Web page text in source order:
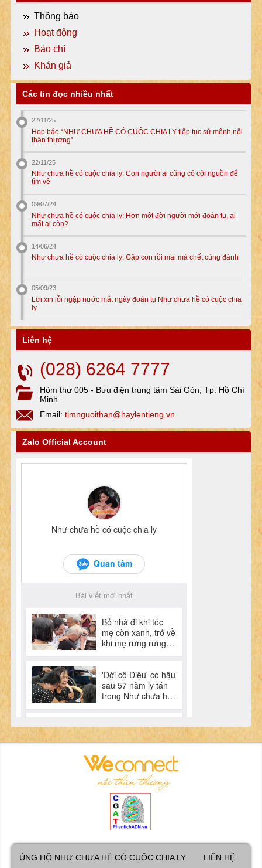
Thông báo
Hoạt động
Báo chí
Khán giả
Các tin đọc nhiều nhất
22/11/25
Họp báo “NHƯ CHƯA HỀ CÓ CUỘC CHIA LY tiếp tục sứ mệnh nối
thân thương”
22/11/25
Như chưa hề có cuộc chia ly: Con người ai cũng có cội nguồn để
tìm về
09/07/24
Như chưa hề có cuộc chia ly: Hơn một đời người mới đoàn tụ, ai
mất ai còn?
14/06/24
Như chưa hề có cuộc chia ly: Gặp con rồi mai má chết cũng đành
05/09/23
Lời xin lỗi ngập nước mắt ngày đoàn tụ Như chưa hề có cuộc chia
ly
Liên hệ
(028) 6264 7777
Hòm thư 005 - Bưu điện trung tâm Sài Gòn, Tp. Hồ Chí
Minh
Email: timnguoithan@haylentieng.vn
Zalo Official Account
ỦNG HỘ NHƯ CHƯA HỀ CÓ CUỘC CHIA LY LIÊN HỆ